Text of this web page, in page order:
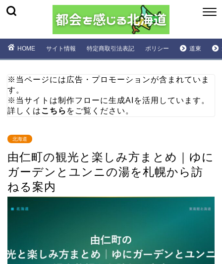
HOME サイト情報 特定商取引法表記 ポリシー 道東
※当ページには広告・プロモーションが含まれていま
す。
※当サイトは制作フローに生成AIを活用しています。
詳しくはこちら をご覧ください。
北海道
由仁町の観光と楽しみ方まとめ｜ゆに
ガーデンとユンニの湯を札幌から訪
ねる案内